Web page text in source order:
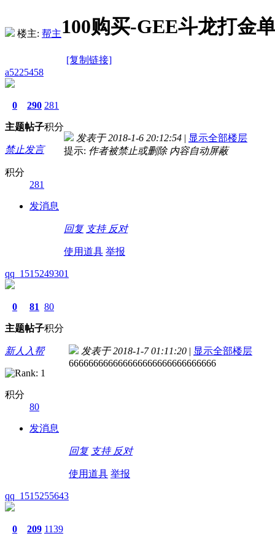
楼主: 帮主100购买-GEE斗龙打金
[复制链接]
a5225458
0
主题
290
帖子
281
积分
禁止发言
积分
281
发消息
发表于 2018-1-6 20:12:54 | 显示全部楼层
提示: 作者被禁止或删除 内容自动屏蔽
回复 支持 反对
使用道具 举报
qq_1515249301
0
主题
81
帖子
80
积分
新人入帮
积分
80
发消息
发表于 2018-1-7 01:11:20 | 显示全部楼层
666666666666666666666666666666
回复 支持 反对
使用道具 举报
qq_1515255643
0 209 1139